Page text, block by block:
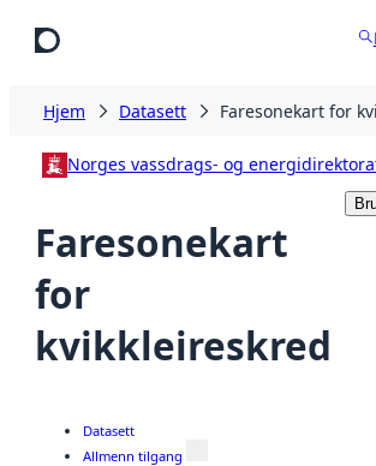
Hjem Datasett Faresonekart for
Norges vassdrags- og
Faresonekart
for
kvikkleireskred
Datasett
Allmenn tilgang